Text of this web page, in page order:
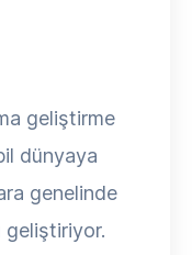
geliştirme
dünyaya
genelinde
geliştiriyor.